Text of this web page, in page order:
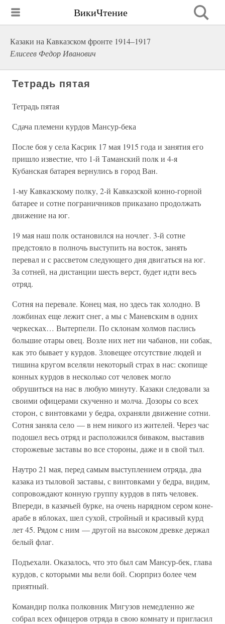
ВикиЧтение
Казаки на Кавказском фронте 1914–1917
Елисеев Федор Иванович
Тетрадь пятая
Тетрадь пятая
Сдача племени курдов Мансур-бека
После боя у села Касрик 17 мая 1915 года и занятия его
пришло известие, что 1-й Таманский полк и 4-я
Кубанская батарея вернулись в город Ван.
1-му Кавказскому полку, 2-й Кавказской конно-горной
батарее и сотне пограничников приказано продолжать
движение на юг.
19 мая наш полк остановился на ночлег. 3-й сотне
предстояло в полночь выступить на восток, занять
перевал и с рассветом следующего дня двигаться на юг.
За сотней, на дистанции шесть верст, будет идти весь
отряд.
Сотня на перевале. Конец мая, но здесь так холодно. В
ложбинах еще лежит снег, а мы с Маневским в одних
черкесках… Вытерпели. По склонам холмов паслись
большие отары овец. Возле них нет ни чабанов, ни собак,
как это бывает у курдов. Зловещее отсутствие людей и
тишина кругом вселяли некоторый страх в нас: скопище
конных курдов в несколько сот человек могло
обрушиться на нас в любую минуту. Казаки следовали за
своими офицерами скученно и молча. Дозоры со всех
сторон, с винтовками у бедра, охраняли движение сотни.
Сотня заняла село — в нем никого из жителей. Через час
подошел весь отряд и расположился биваком, выставив
сторожевые заставы во все стороны, даже и в свой тыл.
Наутро 21 мая, перед самым выступлением отряда, два
казака из тыловой заставы, с винтовками у бедра, видим,
сопровождают конную группу курдов в пять человек.
Впереди, в казачьей бурке, на очень нарядном сером коне-
арабе в яблоках, шел сухой, стройный и красивый курд
лет 45. Рядом с ним — другой на высоком древке держал
белый флаг.
Подъехали. Оказалось, что это был сам Мансур-бек, глава
курдов, с которыми мы вели бой. Сюрприз более чем
приятный.
Командир полка полковник Мигузов немедленно же
собрал всех офицеров отряда в свою комнату и пригласил